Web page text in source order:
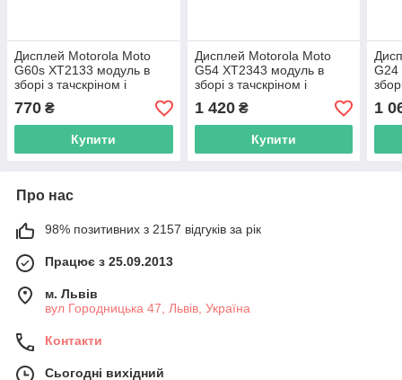
Дисплей Motorola Moto
G60s XT2133 модуль в
зборі з тачскріном і
чорний
770 ₴
Купити
Дисплей Motorola Moto
G54 XT2343 модуль в
зборі з тачскріном і
чорний
1 420₴
Купити
G24
PRC
1
Про нас
98% позитивних з 2157 відгуків за рік
Працює з 25.09.2013
м. Львів
вул Городницька 47, Львів, Україна
Контакти
Сьогодні вихідний